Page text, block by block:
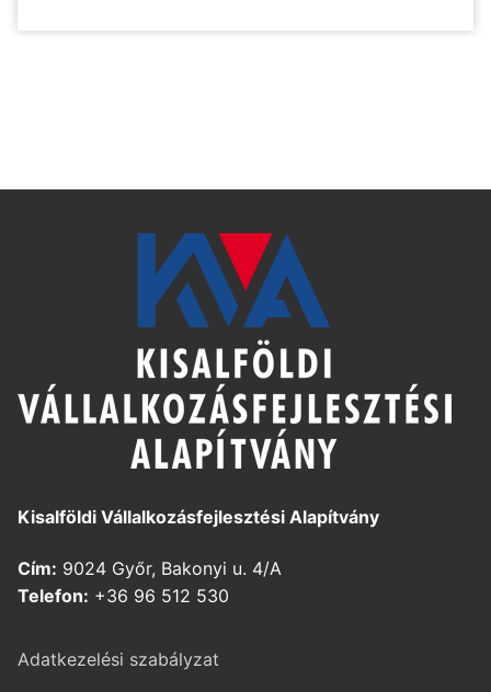
Kisalföldi Vállalkozásfejlesztési Alapítvány
Cím: 9024 Győr, Bakonyi u. 4/A
Telefon: +36 96 512 530
Adatkezelési szabályzat